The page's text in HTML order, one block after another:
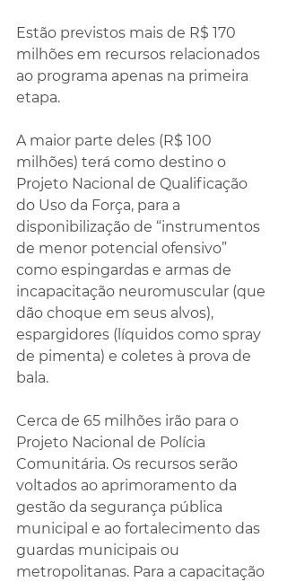
Estão previstos mais de R$ 170
milhões em recursos relacionados
ao programa apenas na primeira
etapa.
A maior parte deles (R$ 100
milhões) terá como destino o
Projeto Nacional de Qualificação
do Uso da Força, para a
disponibilização de “instrumentos
de menor potencial ofensivo”
como espingardas e armas de
incapacitação neuromuscular (que
dão choque em seus alvos),
espargidores (líquidos como spray
de pimenta) e coletes à prova de
bala.
Cerca de 65 milhões irão para o
Projeto Nacional de Polícia
Comunitária. Os recursos serão
voltados ao aprimoramento da
gestão da segurança pública
municipal e ao fortalecimento das
guardas municipais ou
metropolitanas. Para a capacitação